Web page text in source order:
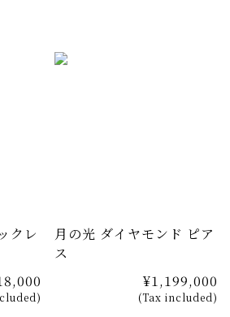
すさも同時に実現。 長年にわたっ
す。 シンプルながらも
だわりが詰まったリングです。
クレ
月の光 ダイヤモンド ピア
ス
¥1,199,000
(Tax included)